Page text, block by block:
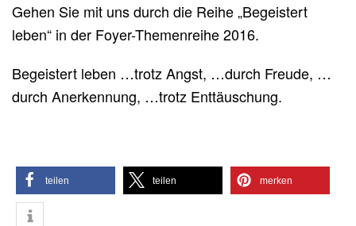
Gehen Sie mit uns durch die Reihe „Begeistert
leben“ in der Foyer-Themenreihe 2016.
Begeistert leben …trotz Angst, …durch Freude, …
durch Anerkennung, …trotz Enttäuschung.
teilen teilen merken